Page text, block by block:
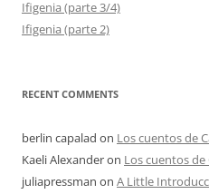
Ifigenia (parte 3/4)
Ifigenia (parte 2)
RECENT COMMENTS
berlin capalad on Los cuentos de
Kaeli Alexanderon Los cuentos
juliapressman on A Little